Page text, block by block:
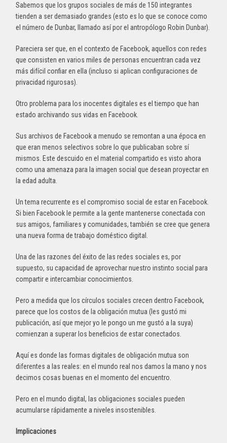
Sabemos que los grupos sociales de más de 150 integrantes
tienden a ser demasiado grandes (esto es lo que se conoce como
el número de Dunbar, llamado así por el antropólogo Robin Dunbar).
Pareciera ser que, en el contexto de Facebook, aquellos con redes
que consisten en varios miles de personas encuentran cada vez
más difícil confiar en ella (incluso si aplican configuraciones de
privacidad rigurosas).
Otro problema para los inocentes digitales es el tiempo que han
estado archivando sus vidas en Facebook.
Sus archivos de Facebook a menudo se remontan a una época en
que eran menos selectivos sobre lo que publicaban sobre sí
mismos. Este descuido en el material compartido es visto ahora
como una amenaza para la imagen social que desean proyectar en
la edad adulta.
Un tema recurrente es el compromiso social de estar en Facebook.
Si bien Facebook le permite a la gente mantenerse conectada con
sus amigos, familiares y comunidades, también se cree que genera
una nueva forma de trabajo doméstico digital.
Una de las razones del éxito de las redes sociales es, por
supuesto, su capacidad de aprovechar nuestro instinto social para
compartir e intercambiar conocimientos.
Pero a medida que los círculos sociales crecen dentro Facebook,
parece que los costos de la obligación mutua (les gustó mi
publicación, así que mejor yo le pongo un me gustó a la suya)
comienzan a superar los beneficios de estar conectados.
Aquí es donde las formas digitales de obligación mutua son
diferentes a las reales: en el mundo real nos damos la mano y nos
decimos cosas buenas en el momento del encuentro.
Pero en el mundo digital, las obligaciones sociales pueden
acumularse rápidamente a niveles insostenibles.
Implicaciones